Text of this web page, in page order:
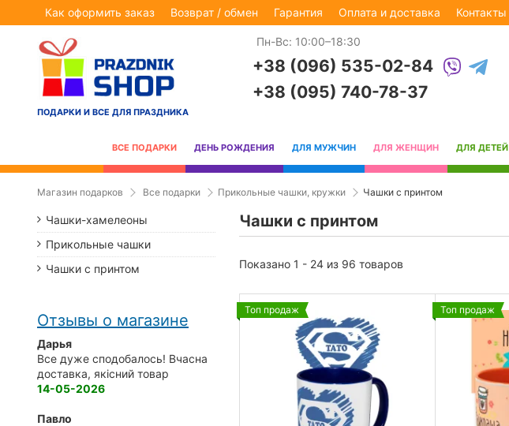
Как оформить заказ Возврат / обмен Гарантия Оплата и доставка Контакты
ПОДАРКИ И ВСЕ ДЛЯ ПРАЗДНИКА
Пн-Вс: 10:00–18:30
+38 (096) 535-02-84
+38 (095) 740-78-37
ВСЕ ПОДАРКИ ДЕНЬ РОЖДЕНИЯ ДЛЯ МУЖЧИН ДЛЯ ЖЕНЩИН ДЛЯ ДЕТЕЙ
Магазин подарков Все подарки Прикольные чашки, кружки Чашки с принтом
Чашки с принтом
Показано 1 - 24 из 96 товаров
Топ продаж Топ продаж
Чашки-хамелеоны
Прикольные чашки
Чашки с принтом
Отзывы о магазине
Дарья
Все дуже сподобалось! Вчасна
доставка, якісний товар
14-05-2026
Павло